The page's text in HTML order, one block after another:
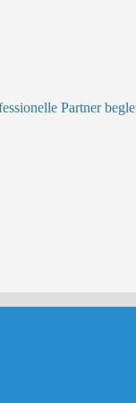
Partner